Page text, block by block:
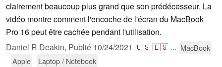
clairement beaucoup plus grand que son prédécesseur. La
vidéo montre comment l'encoche de l'écran du MacBook
Pro 16 peut être cachée pendant l'utilisation.
Daniel R Deakin, Publié 10/24/2021 🇺🇸🇪🇸 ... MacBook
Apple
Laptop / Notebook